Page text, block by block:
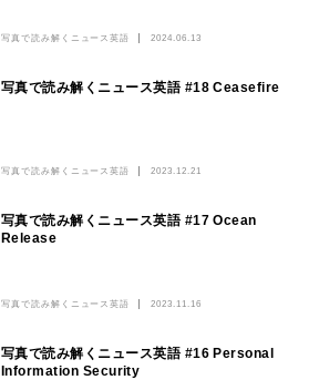
写真で読み解くニュース英語 2024.06.13
写真で読み解くニュース英語 #18 Ceasefire
写真で読み解くニュース英語 2023.12.21
写真で読み解くニュース英語 #17 Ocean
Release
写真で読み解くニュース英語 2023.11.16
写真で読み解くニュース英語 #16 Personal
Information Security